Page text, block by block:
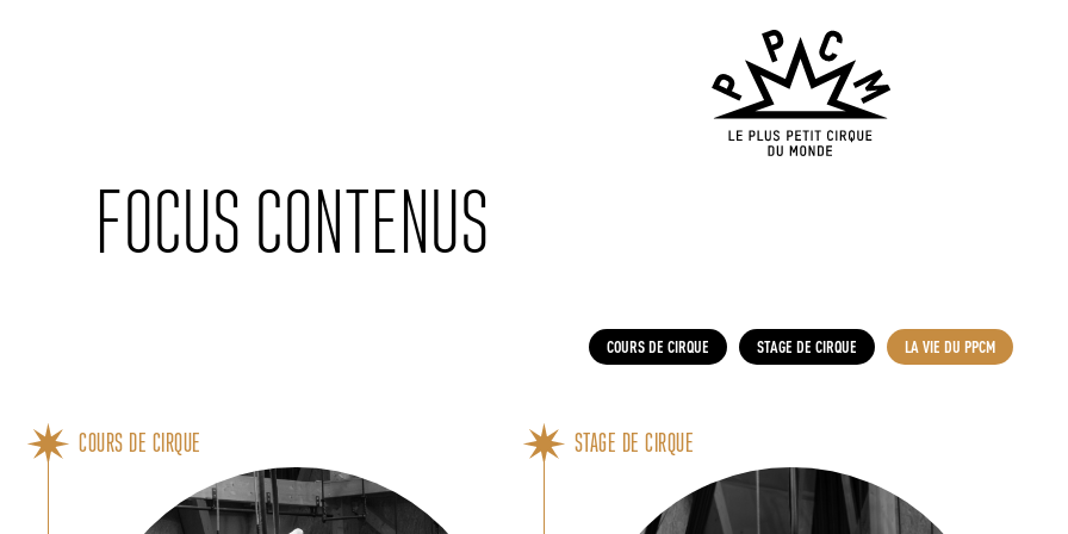
FOCUS CONTENUS
COURS DE CIRQUE STAGE DE CIRQUE LA VIE DU PPCM
COURS DE CIRQUE STAGE DE CIRQUE